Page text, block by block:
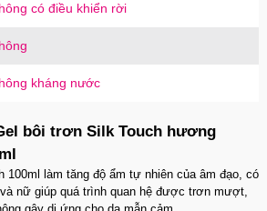
có điều khiển rời
kháng nước
bôi trơn Silk Touch hương
100ml làm tăng độ ẩm tự nhiên của âm đạo, có
nữ giúp quá trình quan hệ được trơn mượt,